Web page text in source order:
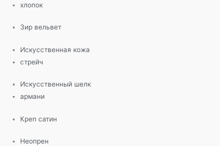
хлопок
Зир вельвет
Искусственная кожа
стрейч
Искусственный шелк
армани
Креп сатин
Неопрен